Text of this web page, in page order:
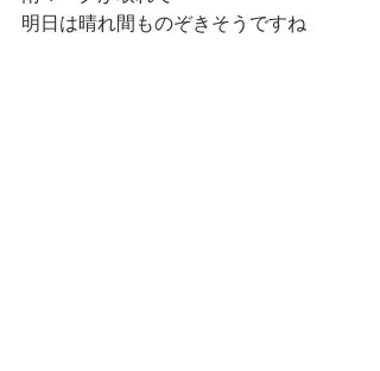
明日は晴れ間ものぞきそうですね